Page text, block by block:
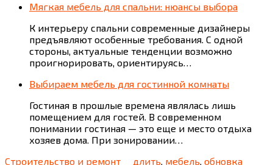
Мягкая мебель для спальни: нюансы выбора
К интерьеру спальни современные дизайнеры
предъявляют особенные требования. С одной
стороны, актуальные тенденции возможно
проигнорировать, ориентируясь…
Выбираем мебель для гостинной комнаты
Гостиная в прошлые времена являлась лишь
помещением для гостей. В современном
понимании гостиная — это еще и место отдыха
хозяев дома. При зонировании…
Строительство и ремонт
длить, мебель, обновка